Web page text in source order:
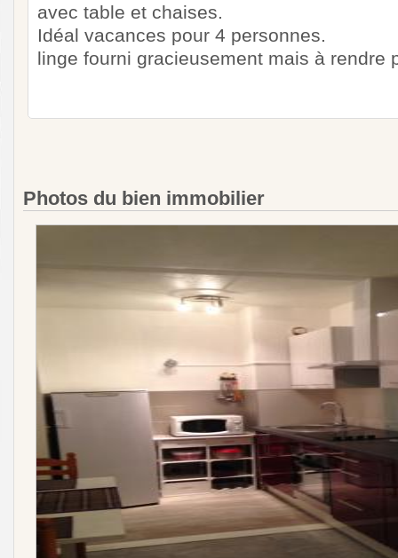
avec table et chaises.
Idéal vacances pour 4 personnes.
linge fourni gracieusement mais à rendre
Photos du bien immobilier